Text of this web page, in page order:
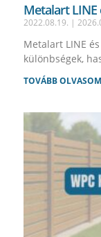
Metalart LINE
2022.08.19.
Metalart LINE
különbségek,
TOVÁBB